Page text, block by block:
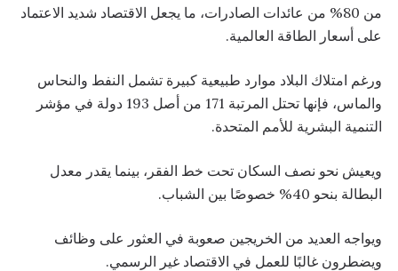
من 80% من عائدات الصادرات، ما يجعل الاقتصاد شديد الاعتماد
على أسعار الطاقة العالمية.
ورغم امتلاك البلاد موارد طبيعية كبيرة تشمل النفط والنحاس
والماس، فإنها تحتل المرتبة 171 من أصل 193 دولة في مؤشر
التنمية البشرية للأمم المتحدة.
ويعيش نحو نصف السكان تحت خط الفقر، بينما يقدر معدل
البطالة بنحو 40% خصوصًا بين الشباب.
ويواجه العديد من الخريجين صعوبة في العثور على وظائف
ويضطرون غالبًا للعمل في الاقتصاد غير الرسمي.